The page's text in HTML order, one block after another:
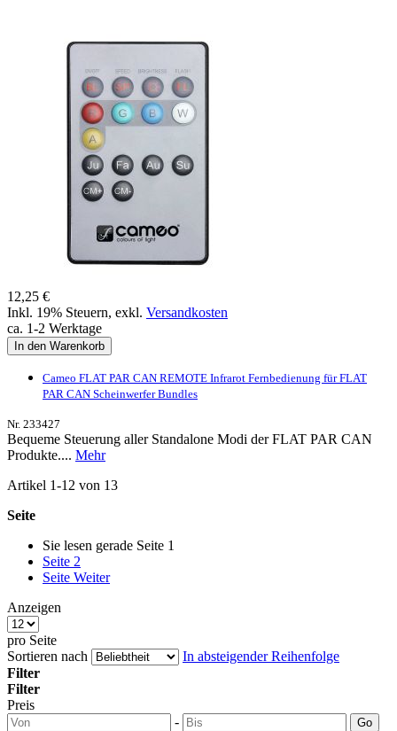
12,25 €
Inkl. 19% Steuern, exkl. Versandkosten
ca. 1-2 Werktage
In den Warenkorb
Cameo FLAT PAR CAN REMOTE Infrarot Fernbedienung für FLAT
PAR CAN Scheinwerfer Bundles
Nr. 233427
Bequeme Steuerung aller Standalone Modi der FLAT PAR CAN
Produkte.... Mehr
Artikel 1-12 von 13
Seite
Sie lesen gerade Seite 1
Seite 2
Seite Weiter
Anzeigen
pro Seite
Sortieren nach
In absteigender Reihenfolge
Filter
Filter
Preis
-
Go